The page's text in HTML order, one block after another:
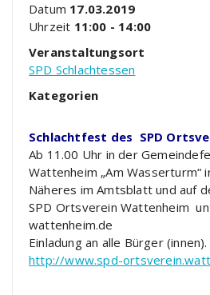
Datum 17.03.2019
Uhrzeit 11:00 - 14:00
Veranstaltungsort
SPD Schlachtessen
Kategorien
Schlachtfest des SPD
Ab 11.00 Uhr in der
Wattenheim „Am Wasserturm“
Näheres im Amtsblatt und auf
SPD Ortsverein Wattenheim
wattenheim.de
Einladung an alle Bürger (innen).
http://www.spd-